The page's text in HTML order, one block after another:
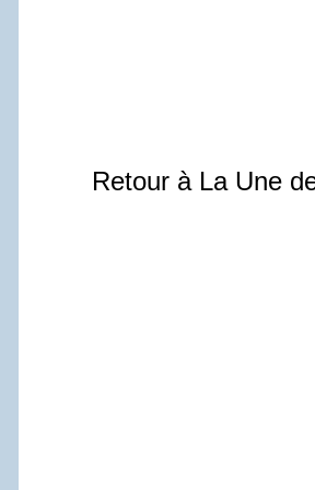
Retour à La Une